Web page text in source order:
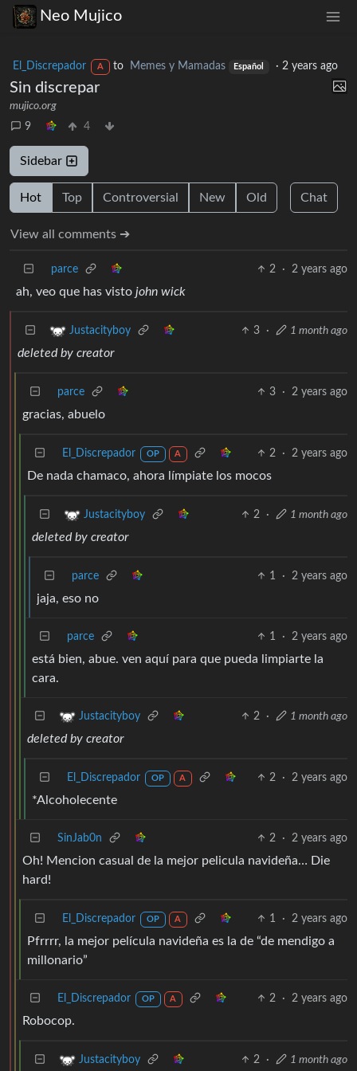
Neo Mujico
El_Discrepador A to Memes y Mamadas Español ·2 years ago
Sin discrepar
mujico.org
9
4
Sidebar
Hot Top Controversial New Old Chat
View all comments ➔
parce 2 · 2 years ago
ah, veo que has visto john wick
Justacityboy 3 · 1 month ago
deleted by creator
parce 3 · 2 years ago
gracias, abuelo
El_Discrepador OP A 2 · 2 years ago
De nada chamaco, ahora límpiate los mocos
Justacityboy 2 · 1 month ago
deleted by creator
parce 1 · 2 years ago
jaja, eso no
parce 1 · 2 years ago
está bien, abue. ven aquí para que pueda limpiarte la
cara.
Justacityboy 2 · 1 month ago
deleted by creator
El_Discrepador OP A 2 · 2 years ago
*Alcoholecente
SinJab0n 2 · 2 years ago
Oh! Mencion casual de la mejor pelicula navideña… Die
hard!
El_Discrepador OP A 1 · 2 years ago
Pfrrrr, la mejor película navideña es la de “de mendigo a
millonario”
El_Discrepador OP A 2 · 2 years ago
Robocop.
Justacityboy 2 · 1 month ago